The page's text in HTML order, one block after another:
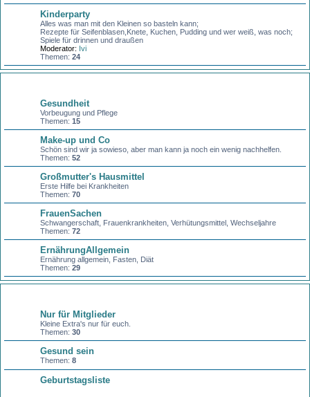
Kinderparty
Alles was man mit den Kleinen so basteln kann;
Rezepte für Seifenblasen,Knete, Kuchen, Pudding und wer weiß, was noch;
Spiele für drinnen und draußen
Moderator: Ivi
Themen: 24
Gesundheit
Vorbeugung und Pflege
Themen: 15
Make-up und Co
Schön sind wir ja sowieso, aber man kann ja noch ein wenig nachhelfen.
Themen: 52
Großmutter's Hausmittel
Erste Hilfe bei Krankheiten
Themen: 70
FrauenSachen
Schwangerschaft, Frauenkrankheiten, Verhütungsmittel, Wechseljahre
Themen: 72
ErnährungAllgemein
Ernährung allgemein, Fasten, Diät
Themen: 29
Nur für Mitglieder
Kleine Extra's nur für euch.
Themen: 30
Gesund sein
Themen: 8
Geburtstagsliste